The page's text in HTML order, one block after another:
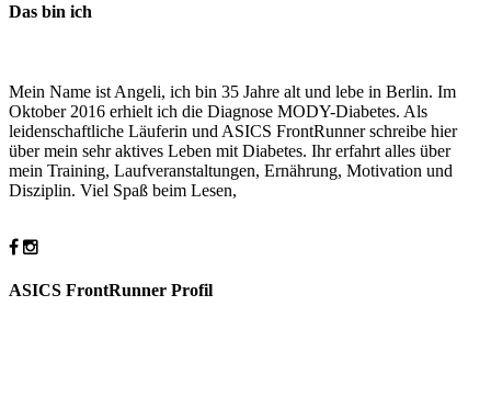
Das bin ich
Mein Name ist Angeli, ich bin 35 Jahre alt und lebe in Berlin. Im
Oktober 2016 erhielt ich die Diagnose MODY-Diabetes. Als
leidenschaftliche Läuferin und ASICS FrontRunner schreibe hier
über mein sehr aktives Leben mit Diabetes. Ihr erfahrt alles über
mein Training, Laufveranstaltungen, Ernährung, Motivation und
Disziplin. Viel Spaß beim Lesen,
ASICS FrontRunner Profil